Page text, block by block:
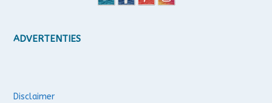
ADVERTENTIES
Disclaimer